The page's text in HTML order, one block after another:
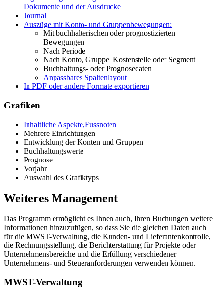
Dokumente und der Ausdrucke
Journal
Auszüge mit Konto- und Gruppenbewegungen:
Mit buchhalterischen oder prognostizierten
Bewegungen
Nach Periode
Nach Konto, Gruppe, Kostenstelle oder Segment
Buchhaltungs- oder Prognosedaten
Anpassbares Spaltenlayout
In PDF oder andere Formate exportieren
Grafiken
Inhaltliche Aspekte,Fussnoten
Mehrere Einrichtungen
Entwicklung der Konten und Gruppen
Buchhaltungswerte
Prognose
Vorjahr
Auswahl des Grafiktyps
Weiteres Management
Das Programm ermöglicht es Ihnen auch, Ihren Buchungen weitere
Informationen hinzuzufügen, so dass Sie die gleichen Daten auch
für die MWST-Verwaltung, die Kunden- und Lieferantenkontrolle,
die Rechnungsstellung, die Berichterstattung für Projekte oder
Unternehmensbereiche und die Erfüllung verschiedener
Unternehmens- und Steueranforderungen verwenden können.
MWST-Verwaltung